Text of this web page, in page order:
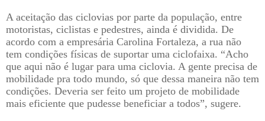
A aceitação das ciclovias por parte da população, entre
motoristas, ciclistas e pedestres, ainda é dividida. De
acordo com a empresária Carolina Fortaleza, a rua não
tem condições físicas de suportar uma ciclofaixa. “Acho
que aqui não é lugar para uma ciclovia. A gente precisa de
mobilidade pra todo mundo, só que dessa maneira não tem
condições. Deveria ser feito um projeto de mobilidade
mais eficiente que pudesse beneficiar a todos”, sugere.